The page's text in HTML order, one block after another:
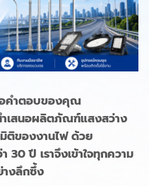
คำตอบของคุณ
เสนอผลิตภัณฑ์แสงสว่าง
ติของงานไฟ ด้วย
30 ปี เราจึงเข้าใจทุกความ
งลึกซึ้ง